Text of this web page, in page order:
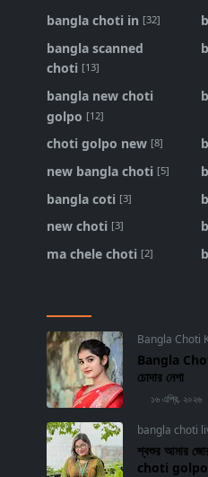
bangla choti in [32]
bangla scanned
choti [13]
bangla new choti
golpo [12]
choti golpo new [8]
new bangla choti [5]
bangla coti [3]
new choti [3]
ma chele choti [2]
Bangla Choti
Bangla
চোদার নেশা
১৬ এপ্রি, ২০২৬
bangla choti
শ্বশুর আমার
choti golpo